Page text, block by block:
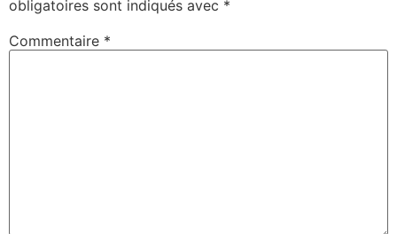
obligatoires sont indiqués avec *
Commentaire *